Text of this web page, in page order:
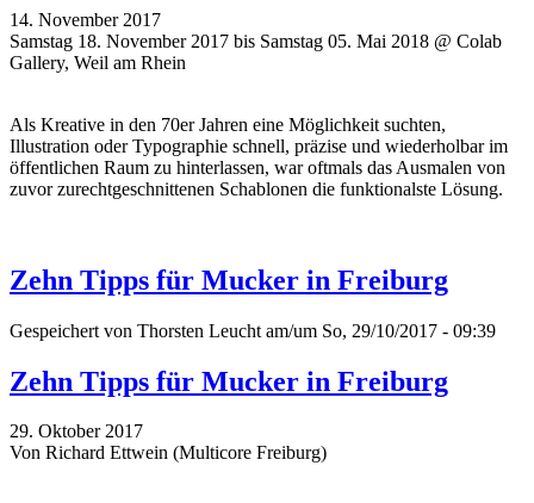
14. November 2017
Samstag 18. November 2017 bis Samstag 05. Mai 2018 @ Colab
Gallery, Weil am Rhein
Als Kreative in den 70er Jahren eine Möglichkeit suchten,
Illustration oder Typographie schnell, präzise und wiederholbar im
öffentlichen Raum zu hinterlassen, war oftmals das Ausmalen von
zuvor zurechtgeschnittenen Schablonen die funktionalste Lösung.
Zehn Tipps für Mucker in Freiburg
Gespeichert von Thorsten Leucht am/um So, 29/10/2017 - 09:39
Zehn Tipps für Mucker in Freiburg
29. Oktober 2017
Von Richard Ettwein (Multicore Freiburg)